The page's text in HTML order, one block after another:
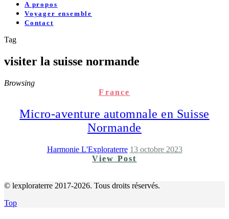
A propos
Voyager ensemble
Contact
Tag
visiter la suisse normande
Browsing
France
Micro-aventure automnale en Suisse
Normande
Harmonie L'Exploraterre 13 octobre 2023
View Post
© lexploraterre 2017-2026. Tous droits réservés.
Top